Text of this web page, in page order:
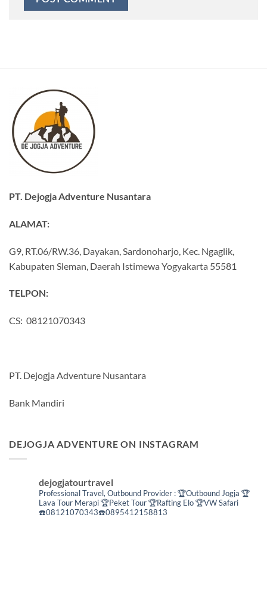
PT. Dejogja Adventure Nusantara
ALAMAT:
G9, RT.06/RW.36, Dayakan, Sardonoharjo, Kec. Ngaglik,
Kabupaten Sleman, Daerah Istimewa Yogyakarta 55581
TELPON:
CS: 08121070343
PT. Dejogja Adventure Nusantara
Bank Mandiri
DEJOGJA ADVENTURE ON INSTAGRAM
dejogjatourtravel
Professional Travel, Outbound Provider :🏆Outbound Jogja 🏆
Lava Tour Merapi🏆Peket Tour🏆Rafting Elo🏆VW Safari
☎️08121070343☎️0895412158813